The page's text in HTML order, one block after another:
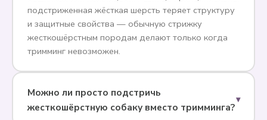
подстриженная жёсткая шерсть теряет структуру
и защитные свойства — обычную стрижку
жесткошёрстным породам делают только когда
тримминг невозможен.
Можно ли просто подстричь
жесткошёрстную собаку вместо тримминга?
▾